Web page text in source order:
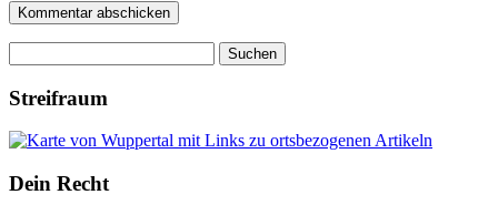
nach:
Streifraum
Dein Recht